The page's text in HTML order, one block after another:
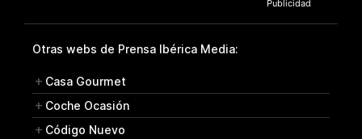
Otras webs de Prensa Ibérica Media:
Casa Gourmet
Coche Ocasión
Código Nuevo